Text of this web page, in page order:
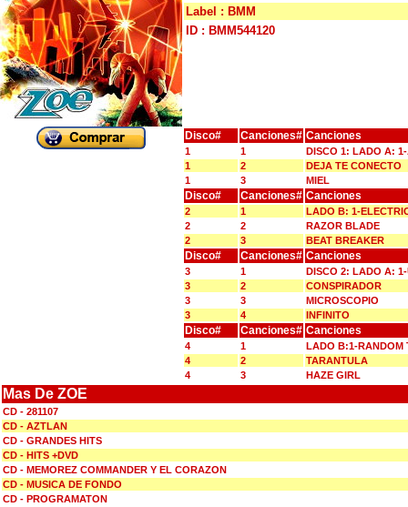
Label : BMM
ID : BMM544120
Disco# Canciones# Canciones
1 1
DISCO 1: LADO A:
1
2
DEJA TE CONECTO
1
3 MIEL
Disco# Canciones# Canciones
2 1
LADO B: 1-
2
2
RAZOR BLADE
2
3 BEAT BREAKER
Disco# Canciones# Canciones
3 1
DISCO 2: LADO A: 1-
3
2
CONSPIRADOR
3
3
MICROSCOPIO
3
4 INFINITO
Disco# Canciones# Canciones
4 1
LADO B:1-RANDOM
4
2
TARANTULA
4
3 HAZE GIRL
Mas De ZOE
CD - 281107
CD - AZTLAN
CD - GRANDES HITS
CD - HITS +DVD
CD - MEMOREZ COMMANDER Y EL CORAZON
CD - MUSICA DE FONDO
CD - PROGRAMATON